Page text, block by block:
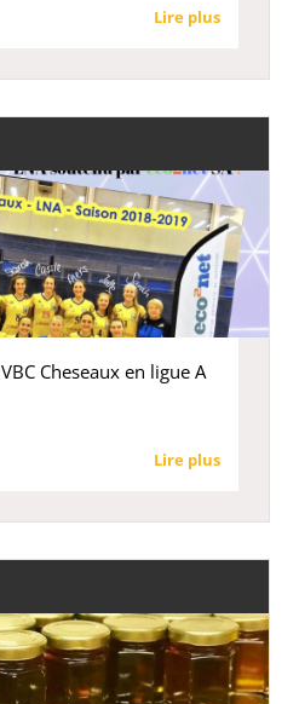
Lire plus
Cheseaux en ligue A
Lire plus